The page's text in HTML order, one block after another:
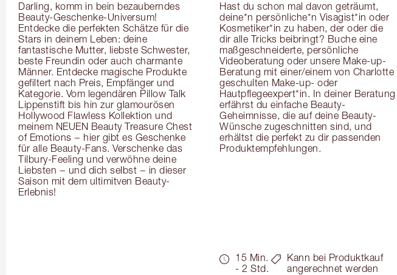
Darling, komm in bein bezauberndes
Beauty-Geschenke-Universum!
Entdecke die perfekten Schätze für die
Stars in deinem Leben: deine
fantastische Mutter, liebste Schwester,
beste Freundin oder auch charmante
Männer. Entdecke magische Produkte
gefiltert nach Preis, Empfänger und
Kategorie. Vom legendären Pillow Talk
Lippenstift bis hin zur glamourösen
Hollywood Flawless Kollektion und
meinem NEUEN Beauty Treasure Chest
of Emotions − hier gibt es Geschenke
für alle Beauty-Fans. Verschenke das
Tilbury-Feeling und verwöhne deine
Liebsten − und dich selbst − in dieser
Saison mit dem ultimitven Beauty-
Erlebnis!
Hast du schon mal davon geträumt,
deine*n persönliche*n Visagist*in oder
Kosmetiker*in zu haben, der oder die
dir alle Tricks beibringt? Buche eine
maßgeschneiderte, persönliche
Videoberatung oder unsere Make-up-
Beratung mit einer/einem von Charlotte
geschulten Make-up- oder
Hautpflegeexpert*in. In deiner Beratung
erfährst du einfache Beauty-
Geheimnisse, die auf deine Beauty-
Wünsche zugeschnitten sind, und
erhältst die perfekt zu dir passenden
Produktempfehlungen.
15 Min.
- 2 Std.
Kann bei Produktkauf
angerechnet werden